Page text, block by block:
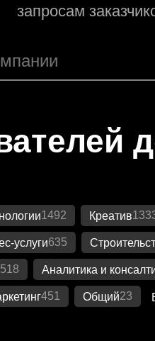
запросам
1492 Креатив
услуги635
518 Аналитика и
451 Общий23